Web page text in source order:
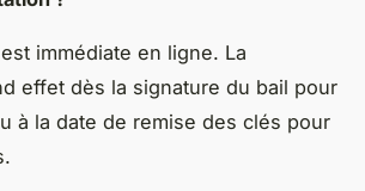
immédiate en ligne. La
effet dès la signature du bail pour
à la date de remise des clés pour